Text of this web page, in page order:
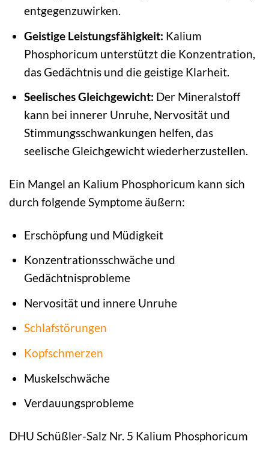
entgegenzuwirken.
Geistige Leistungsfähigkeit: Kalium
Phosphoricum unterstützt die Konzentration,
das Gedächtnis und die geistige Klarheit.
Seelisches Gleichgewicht: Der Mineralstoff
kann bei innerer Unruhe, Nervosität und
Stimmungsschwankungen helfen, das
seelische Gleichgewicht wiederherzustellen.
Ein Mangel an Kalium Phosphoricum kann sich
durch folgende Symptome äußern:
Erschöpfung und Müdigkeit
Konzentrationsschwäche und
Gedächtnisprobleme
Nervosität und innere Unruhe
Schlafstörungen
Kopfschmerzen
Muskelschwäche
Verdauungsprobleme
DHU Schüßler-Salz Nr. 5 Kalium Phosphoricum